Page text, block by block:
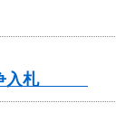
競争入札